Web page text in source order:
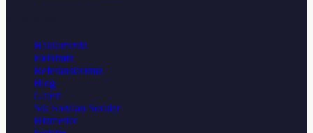
Hakkımızda
Ekibimiz
Referanslarımız
Blog
Galeri
Sık Sorulan Sorular
Hizmetler